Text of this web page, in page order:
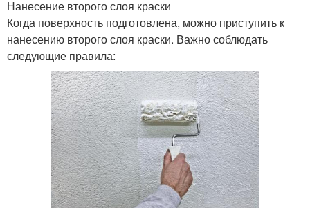
Нанесение второго слоя краски
Когда поверхность подготовлена, можно приступить к
нанесению второго слоя краски. Важно соблюдать
следующие правила: